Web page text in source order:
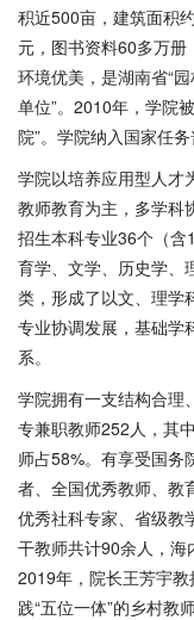
积近500亩，建筑面积
元，图书资料60多万
环境优美，是湖南省“
单位”。2010年，学院
院”。学院纳入国家任
学院以培养应用型人才
教师教育为主，多学科
招生本科专业36个（含
育学、文学、历史学、
类，形成了以文、理学
专业协调发展，基础学
系。
学院拥有一支结构合理
专兼职教师252人，其
师占58%。有享受国务
者、全国优秀教师、教
优秀社科专家、省级教
干教师共计90余人，海
2019年，院长王芳宇
践“五位一体”的乡村教